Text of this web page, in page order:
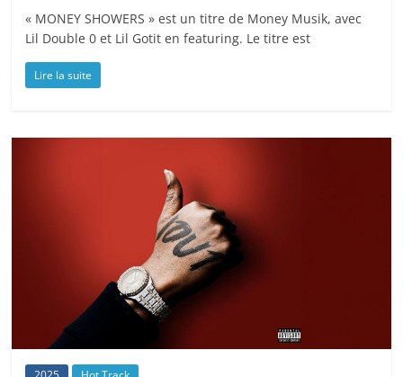
« MONEY SHOWERS » est un titre de Money Musik, avec
Lil Double 0 et Lil Gotit en featuring. Le titre est
Lire la suite